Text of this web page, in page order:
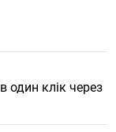
один клік через